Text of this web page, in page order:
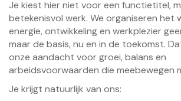
Je kiest hier niet voor een functietitel,
betekenisvol werk. We organiseren het
energie, ontwikkeling en werkplezier
maar de basis, nu en in de toekomst.
onze aandacht voor groei, balans en
arbeidsvoorwaarden die meebewegen
Je krijgt natuurlijk van ons: